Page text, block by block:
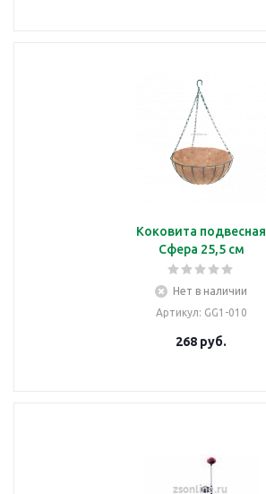
Коковита подвесная
Сфера 25,5 см
Нет в наличии
Артикул: GG1-010
268 руб.